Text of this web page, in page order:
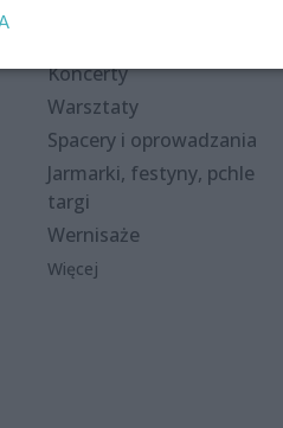
Koncerty
Warsztaty
Spacery i oprowadzania
Jarmarki, festyny, pchle
targi
Wernisaże
Więcej